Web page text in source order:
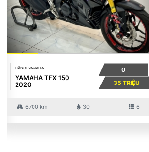
HÃNG: YAMAHA
YAMAHA TFX 150
2020
0
35 TRIỆU
6700 km 30 6